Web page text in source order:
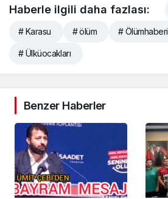
Haberle ilgili daha fazlası:
# Karasu # ölüm # Ölümhaberi
# Ülküocakları
Benzer Haberler